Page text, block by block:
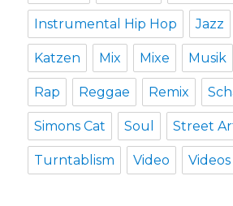
Instrumental Hip Hop Jazz
Katzen Mix Mixe Musik
Rap Reggae Remix
Simons Cat Soul Street
Turntablism Video Videos